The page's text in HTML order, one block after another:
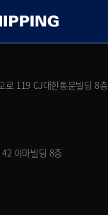
슈어 다운로드
로 119 CJ대한통운빌딩 8층
이마빌딩 8층